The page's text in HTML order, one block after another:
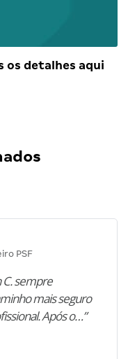
os detalhes aqui
PSF
C. sempre
mais seguro
Após o…”